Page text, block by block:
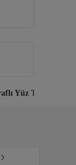
Yüz Temizleme